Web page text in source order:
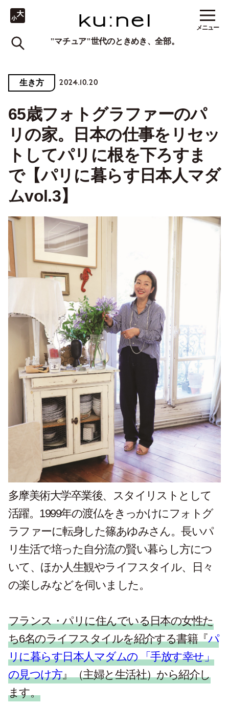
"マチュア"世代のときめき、全部。
メニュー
生き方 2024.10.20
65歳フォトグラファーのパ
リの家。日本の仕事をリセッ
トしてパリに根を下ろすま
で【パリに暮らす日本人マダ
ムvol.3】
多摩美術大学卒業後、スタイリストとして
活躍。1999年の渡仏をきっかけにフォトグ
ラファーに転身した篠あゆみさん。長いパ
リ生活で培った自分流の賢い暮らし方につ
いて、ほか人生観やライフスタイル、日々
の楽しみなどを伺いました。
フランス・パリに住んでいる日本の女性た
ち6名のライフスタイルを紹介する書籍『パ
リに暮らす日本人マダムの 「手放す幸せ」
の見つけ方』（主婦と生活社）から紹介し
ます。